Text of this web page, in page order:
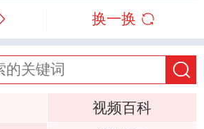
换一换
视频百科